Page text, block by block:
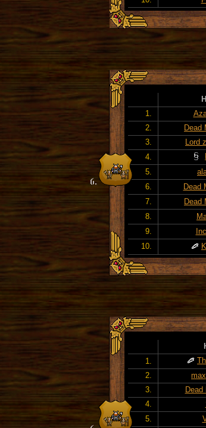
1.
2.
Dead
3.
Lord
4.
5.
6.
Dead
7.
Dead
8.
9.
10.
1.
2.
3.
Dead
4.
5.